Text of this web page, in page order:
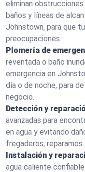
eliminan
baños y líneas de
Johnstown, para que
preocupaciones.
Plomería de
reventada o baño
emergencia en
día o de noche, para
negocio.
Detección y
avanzadas para
en agua y evitando
fregaderos,
Instalación y
agua caliente